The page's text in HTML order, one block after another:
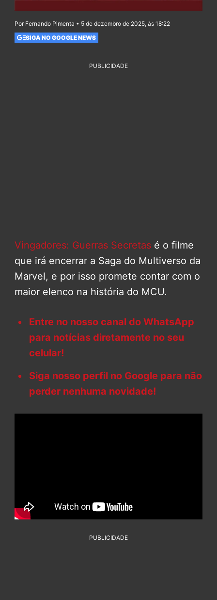
Por Fernando Pimenta • 5 de dezembro de 2025, às 18:22
SIGA NO GOOGLE NEWS
PUBLICIDADE
Vingadores: Guerras Secretas é o filme
que irá encerrar a Saga do Multiverso da
Marvel, e por isso promete contar com o
maior elenco na história do MCU.
Entre no nosso canal do WhatsApp
para notícias diretamente no seu
celular!
Siga nosso perfil no Google para não
perder nenhuma novidade!
PUBLICIDADE